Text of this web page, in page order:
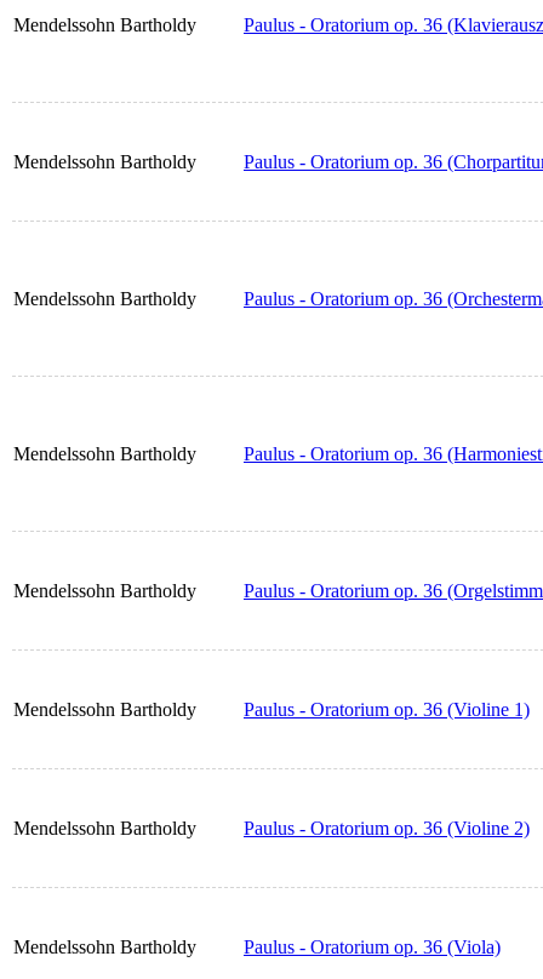
Mendelssohn Bartholdy Paulus - Oratorium op. 36
Mendelssohn Bartholdy Paulus - Oratorium op. 36
Mendelssohn Bartholdy Paulus - Oratorium op. 36
Mendelssohn Bartholdy Paulus - Oratorium op. 36
Mendelssohn Bartholdy Paulus - Oratorium op. 36
Mendelssohn Bartholdy Paulus - Oratorium op. 36 (Violine 1)
Mendelssohn Bartholdy Paulus - Oratorium op. 36 (Violine 2)
Mendelssohn Bartholdy Paulus - Oratorium op. 36 (Viola)